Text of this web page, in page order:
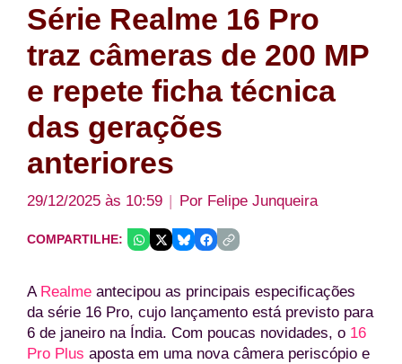
Série Realme 16 Pro
traz câmeras de 200 MP
e repete ficha técnica
das gerações
anteriores
29/12/2025 às 10:59 Por Felipe Junqueira
COMPARTILHE:
A Realme antecipou as principais especificações
da série 16 Pro, cujo lançamento está previsto para
6 de janeiro na Índia. Com poucas novidades, o 16
Pro Plus aposta em uma nova câmera periscópio e